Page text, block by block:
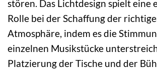
stören. Das Lichtdesign spielt eine
Rolle bei der Schaffung der
Atmosphäre, indem es die
einzelnen Musikstücke
Platzierung der Tische und der